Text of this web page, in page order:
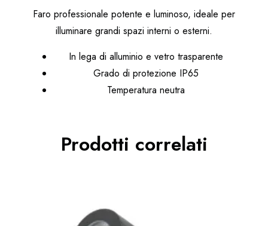
Faro professionale potente e luminoso, ideale per
illuminare grandi spazi interni o esterni.
In lega di alluminio e vetro trasparente
Grado di protezione IP65
Temperatura neutra
Prodotti correlati